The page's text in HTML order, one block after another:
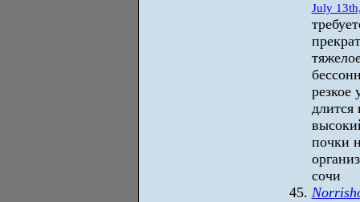
July
резкое
длится
почки
сочи